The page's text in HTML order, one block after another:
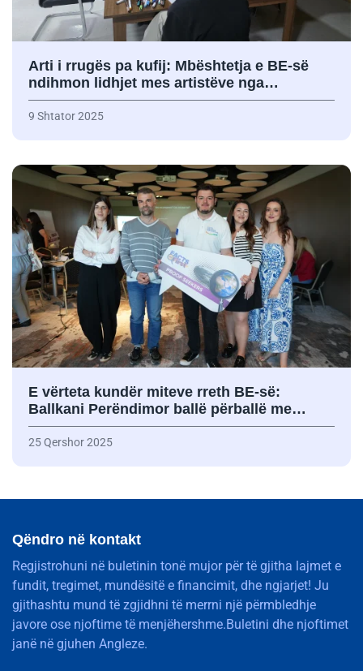
Arti i rrugës pa kufij: Mbështetja e BE-së
ndihmon lidhjet mes artistëve nga…
9 Shtator 2025
E vërteta kundër miteve rreth BE-së:
Ballkani Perëndimor ballë përballë me…
25 Qershor 2025
Qëndro në kontakt
Regjistrohuni në buletinin tonë mujor për të gjitha lajmet e
fundit, tregimet, mundësitë e financimit, dhe ngjarjet! Ju
gjithashtu mund të zgjidhni të merrni një përmbledhje
javore ose njoftime të menjëhershme.Buletini dhe njoftimet
janë në gjuhen Angleze.